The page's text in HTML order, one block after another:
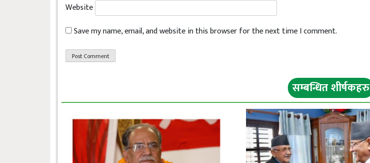
Website
Save my name, email, and website in this browser for the next time I comment.
सम्बन्धित शीर्षकहरु